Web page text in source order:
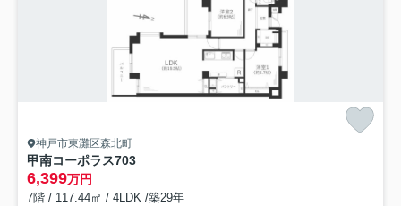
神戸市東灘区森北町
甲南コーポラス703
6,399万円
7階 / 117.44㎡ / 4LDK /築29年